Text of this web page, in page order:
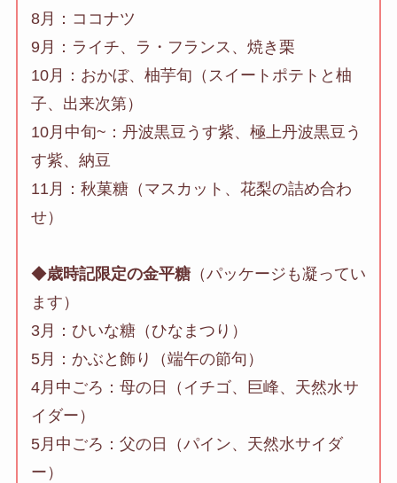
8月：ココナツ
9月：ライチ、ラ・フランス、焼き栗
10月：おかぼ、柚芋旬（スイートポテトと柚
子、出来次第）
10月中旬~：丹波黒豆うす紫、極上丹波黒豆う
す紫、納豆
11月：秋菓糖（マスカット、花梨の詰め合わ
せ）
◆歳時記限定の金平糖（パッケージも凝ってい
ます）
3月：ひいな糖（ひなまつり）
5月：かぶと飾り（端午の節句）
4月中ごろ：母の日（イチゴ、巨峰、天然水サ
イダー）
5月中ごろ：父の日（パイン、天然水サイダ
ー）